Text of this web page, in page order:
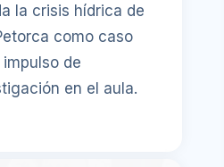
la crisis hídrica de
como caso
de
en el aula.